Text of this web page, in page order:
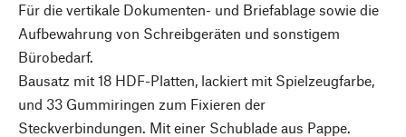
Für die vertikale Dokumenten- und Briefablage sowie die
Aufbewahrung von Schreibgeräten und sonstigem
Bürobedarf.
Bausatz mit 18 HDF-Platten, lackiert mit Spielzeugfarbe,
und 33 Gummiringen zum Fixieren der
Steckverbindungen. Mit einer Schublade aus Pappe.